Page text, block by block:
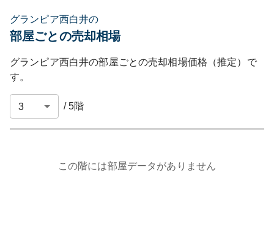
グランピア西白井の
部屋ごとの売却相場
グランピア西白井の部屋ごとの売却相場価格（推定）で
す。
/5階
この階には部屋データがありません